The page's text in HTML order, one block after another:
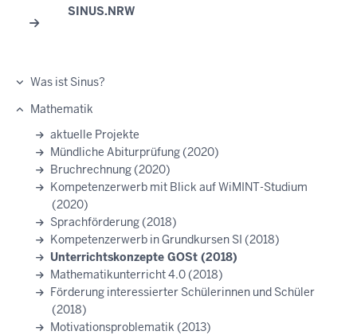
SINUS.NRW
Was ist Sinus?
Mathematik
aktuelle Projekte
Mündliche Abiturprüfung (2020)
Bruchrechnung (2020)
Kompetenzerwerb mit Blick auf WiMINT-Studium
(2020)
Sprachförderung (2018)
Kompetenzerwerb in Grundkursen SI (2018)
Unterrichtskonzepte GOSt (2018)
Mathematikunterricht 4.0 (2018)
Förderung interessierter Schülerinnen und Schüler
(2018)
Motivationsproblematik (2013)